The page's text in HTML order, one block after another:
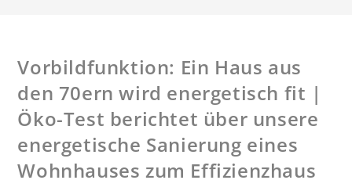
Vorbildfunktion: Ein Haus aus
den 70ern wird energetisch fit |
Öko-Test berichtet über unsere
energetische Sanierung eines
Wohnhauses zum Effizienzhaus